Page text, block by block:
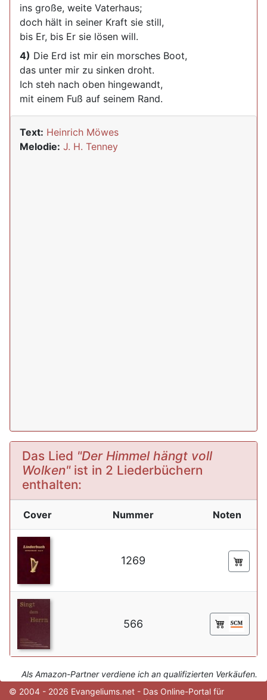
ins große, weite Vaterhaus;
doch hält in seiner Kraft sie still,
bis Er, bis Er sie lösen will.
4) Die Erd ist mir ein morsches Boot,
das unter mir zu sinken droht.
Ich steh nach oben hingewandt,
mit einem Fuß auf seinem Rand.
Text: Heinrich Möwes
Melodie: J. H. Tenney
Das Lied "Der Himmel hängt voll
Wolken"ist in 2 Liederbüchern
enthalten:
Cover Nummer Noten
1269
566
Als Amazon-Partner verdiene ich an qualifizierten Verkäufen.
© 2004 - 2026 Evangeliums.net - Das Online-Portal für